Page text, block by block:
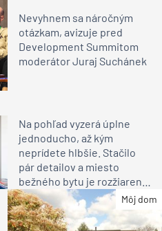
Nevyhnem sa náročným
otázkam, avizuje pred
Development Summitom
moderátor Juraj Suchánek
Na pohľad vyzerá úplne
jednoducho, až kým
neprídete hlbšie. Stačilo
pár detailov a miesto
bežného bytu je rozžiarené
bývanie pre rodinu
Môj dom